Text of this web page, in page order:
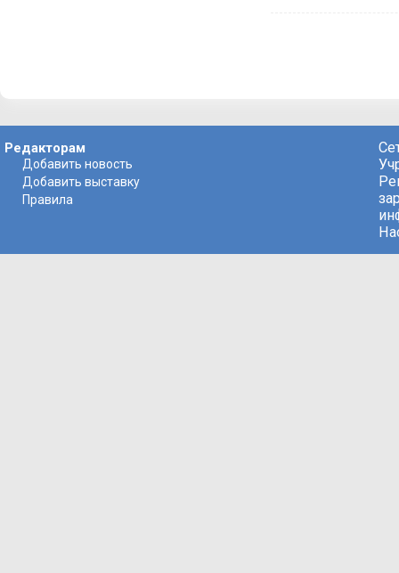
Редакторам
Добавить новость
Добавить выставку
Правила